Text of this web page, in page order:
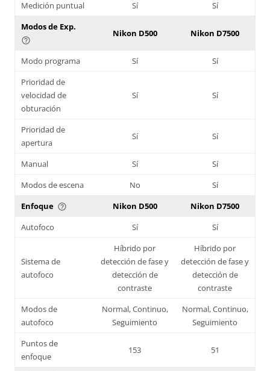
Medición puntual Sí
Sí
Modos de Exp.
help_outline
Nikon D500 Nikon D7500
Modo programa Sí
Sí
Prioridad de
velocidad de
obturación
Sí Sí
Prioridad de
apertura
Sí Sí
Manual Sí
Sí
Modos de escena
No
Sí
Enfoque help_outline Nikon D500
Nikon D7500
Autofoco
Sí Sí
Sistema de
autofoco
Híbrido por
detección de fase y
detección de
contraste
Híbrido por
detección de fase y
detección de
contraste
Modos de
autofoco
Normal, Continuo,
Seguimiento
Normal, Continuo,
Seguimiento
Puntos de
enfoque
153 51